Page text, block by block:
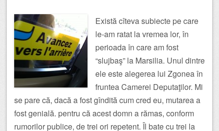
Există cîteva subiecte pe care
le-am ratat la vremea lor, în
perioada în care am fost
“slujbaş” la Marsilia. Unul dintre
ele este alegerea lui Zgonea în
fruntea Camerei Deputaţilor. Mi
se pare că, dacă a fost gîndită cum cred eu, mutarea a
fost genială. pentru că acest domn a rămas, conform
rumorilor publice, de trei ori repetent. Îl bate cu trei la